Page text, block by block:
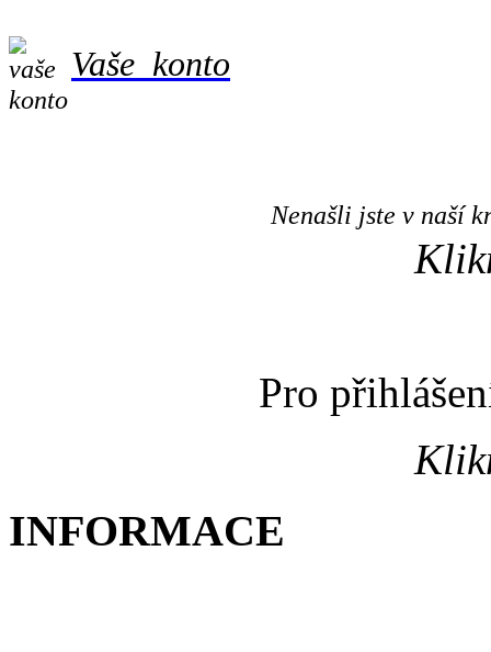
Vaše konto
Nenašli jste v naší
Pro
INFORMACE